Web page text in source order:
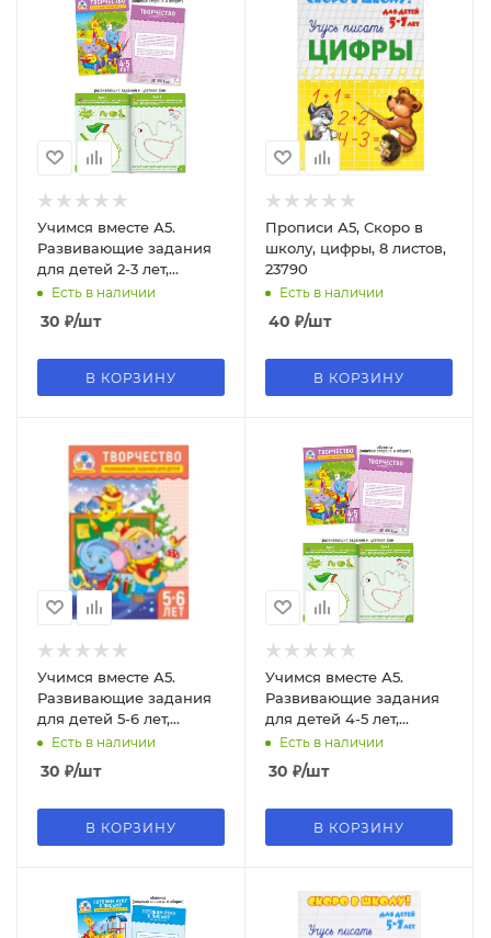
Учимся вместе А5.
Развивающие задания
для детей 2-3 лет,
ПолиПринт, 30411
Есть в наличии
30 ₽/шт
В КОРЗИНУ
Прописи А5, Скоро в
школу, цифры, 8 листов,
23790
Есть в наличии
40 ₽/шт
В КОРЗИНУ
Учимся вместе А5.
Развивающие задания
для детей 5-6 лет,
ПолиПринт, 30414
Есть в наличии
30 ₽/шт
В КОРЗИНУ
Учимся вместе А5.
Развивающие задания
для детей 4-5 лет,
ПолиПринт, 30413
Есть в наличии
30 ₽/шт
В КОРЗИНУ